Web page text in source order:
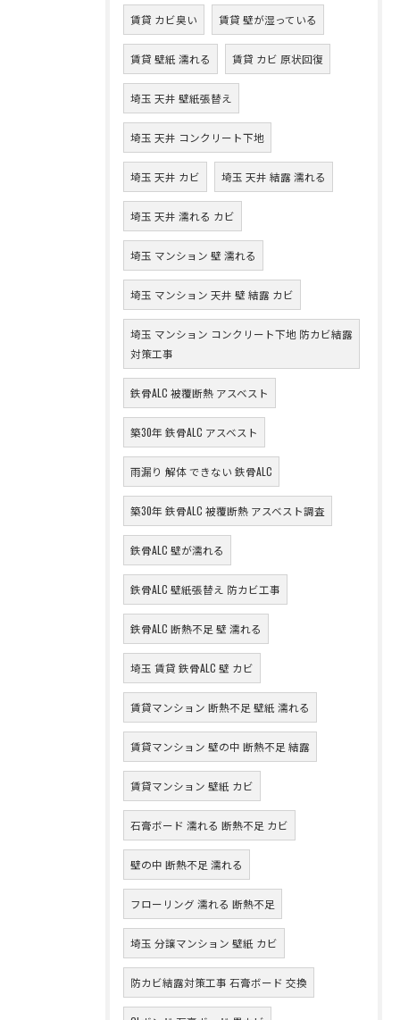
賃貸 カビ臭い 賃貸 壁が湿っている
賃貸 壁紙 濡れる 賃貸 カビ 原状回復
埼玉 天井 壁紙張替え
埼玉 天井 コンクリート下地
埼玉 天井 カビ 埼玉 天井 結露 濡れる
埼玉 天井 濡れる カビ
埼玉 マンション 壁 濡れる
埼玉 マンション 天井 壁 結露 カビ
埼玉 マンション コンクリート下地 防カビ結露
対策工事
鉄骨ALC 被覆断熱 アスベスト
築30年 鉄骨ALC アスベスト
雨漏り 解体 できない 鉄骨ALC
築30年 鉄骨ALC 被覆断熱 アスベスト調査
鉄骨ALC 壁が濡れる
鉄骨ALC 壁紙張替え 防カビ工事
鉄骨ALC 断熱不足 壁 濡れる
埼玉 賃貸 鉄骨ALC 壁 カビ
賃貸マンション 断熱不足 壁紙 濡れる
賃貸マンション 壁の中 断熱不足 結露
賃貸マンション 壁紙 カビ
石膏ボード 濡れる 断熱不足 カビ
壁の中 断熱不足 濡れる
フローリング 濡れる 断熱不足
埼玉 分譲マンション 壁紙 カビ
防カビ結露対策工事 石膏ボード 交換